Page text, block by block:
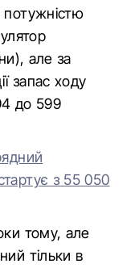
потужністю
але за
запас ходу
до 599
з 55 050
тому, але
тільки в